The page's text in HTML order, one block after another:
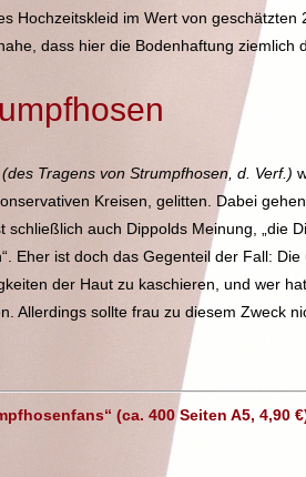
Hochzeitskleid im Wert von geschätzten
dass hier die Bodenhaftung ziemlich
(des Tragens von Strumpfhosen, d. Verf.)
Kreisen, gelitten. Dabei gehen
auch Dippolds Meinung, „die
Eher ist doch das Gegenteil der Fall:
der Haut zu kaschieren, und wer
Allerdings sollte frau zu diesem Zweck
(ca. 400 Seiten A5, 4,90